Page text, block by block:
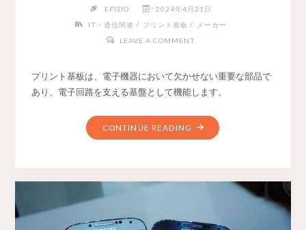
EFISIO
2024年4月21日
IT・通信関連 / プリント基板 /
メーカー
LEAVE A COMMENT
プリント基板は、電子機器において欠かせない重要な部品で
あり、電子回路を支える基盤として機能します。
CONTINUE READING